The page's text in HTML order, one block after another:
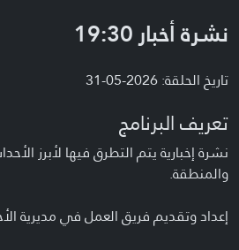
نشرة أخبار 19:30
تاريخ الحلقة: 2026-05-31
تعريف البرنامج
نشرة إخبارية يتم التطرق فيها لأبرز
والمنطقة.
إعداد وتقديم فريق العمل في مديرية